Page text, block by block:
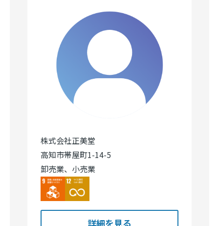
株式会社正美堂
高知市帯屋町1-14-5
ImageImage
詳細を見る